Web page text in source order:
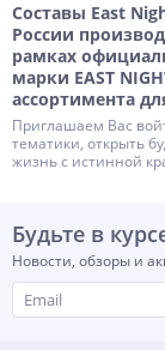
Составы East
России
рамках
марки EAST
ассортимента
Приглашаем Вас
тематики, открыть
жизнь с истинной
Будьте в
Новости, обзоры и